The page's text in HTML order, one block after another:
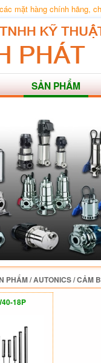
mặt hàng chính hãng,
SẢN PHẨM
PHẨM/AUTONICS/CẢM
18P